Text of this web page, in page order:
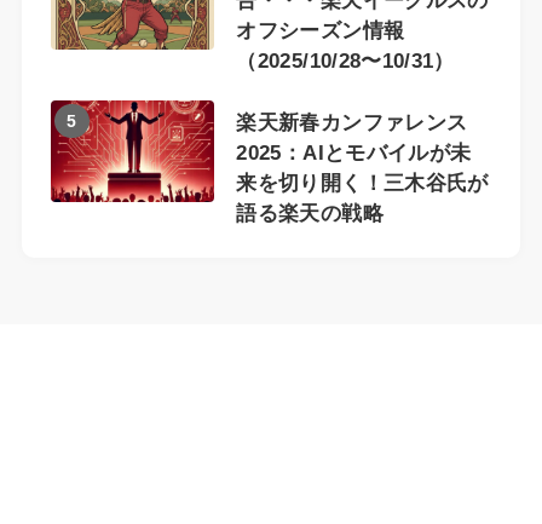
オフシーズン情報
（2025/10/28〜10/31）
5
楽天新春カンファレンス
2025：AIとモバイルが未
来を切り開く！三木谷氏が
語る楽天の戦略